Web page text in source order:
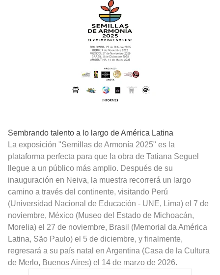
Sembrando talento a lo largo de América Latina
La exposición "Semillas de Armonía 2025" es la
plataforma perfecta para que la obra de Tatiana Seguel
llegue a un público más amplio. Después de su
inauguración en Neiva, la muestra recorrerá un largo
camino a través del continente, visitando Perú
(Universidad Nacional de Educación - UNE, Lima) el 7 de
noviembre, México (Museo del Estado de Michoacán,
Morelia) el 27 de noviembre, Brasil (Memorial da América
Latina, São Paulo) el 5 de diciembre, y finalmente,
regresará a su país natal en Argentina (Casa de la Cultura
de Merlo, Buenos Aires) el 14 de marzo de 2026.